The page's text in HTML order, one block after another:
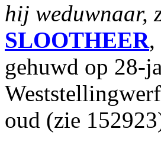
hij weduwnaar,
SLOOTHEER,
gehuwd op 28-
oud (zie